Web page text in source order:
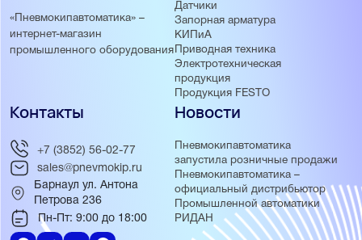
«Пневмокипавтоматика» –
интернет-магазин
промышленного оборудования
Датчики
Запорная арматура
КИПиА
Приводная техника
Электротехническая
продукция
Продукция FESTO
Новости
Пневмокипавтоматика
запустила розничные продажи
Пневмокипавтоматика –
официальный дистрибьютор
Промышленной автоматики
РИДАН
Контакты
+7 (3852) 56-02-77
sales@pnevmokip.ru
Барнаул ул. Антона
Петрова 236
Пн-Пт: 9:00 до 18:00